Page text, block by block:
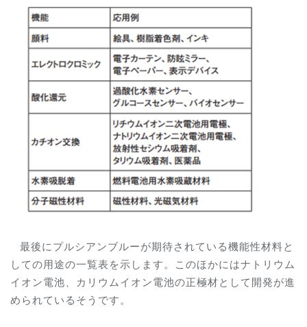
最後にプルシアンブルーが期待されている機能性材料と
しての用途の一覧表を示します。このほかにはナトリウム
イオン電池、カリウムイオン電池の正極材として開発が進
められているそうです。